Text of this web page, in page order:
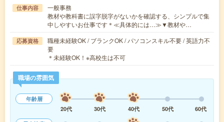
仕事内容
一般事務
教材や教科書に誤字脱字がないかを確認する、シンプルで集
中しやすいお仕事です＊≪具体的には…≫▼教材や…
応募資格
職種未経験OK / ブランクOK / パソコンスキル不要 / 英語力不
要
＊未経験OK！※高校生は不可
職場の雰囲気
年齢層
20代
30代 40代 50代
60代